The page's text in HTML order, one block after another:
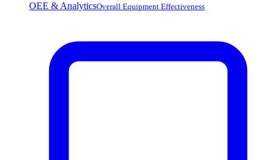
OEE & AnalyticsOverall Equipment Effectiveness